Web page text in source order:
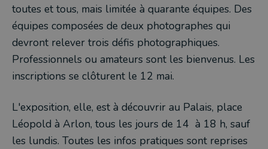
toutes et tous, mais limitée à quarante équipes. Des
équipes composées de deux photographes qui
devront relever trois défis photographiques.
Professionnels ou amateurs sont les bienvenus. Les
inscriptions se clôturent le 12 mai.
L'exposition, elle, est à découvrir au Palais, place
Léopold à Arlon, tous les jours de 14 à 18 h, sauf
les lundis. Toutes les infos pratiques sont reprises